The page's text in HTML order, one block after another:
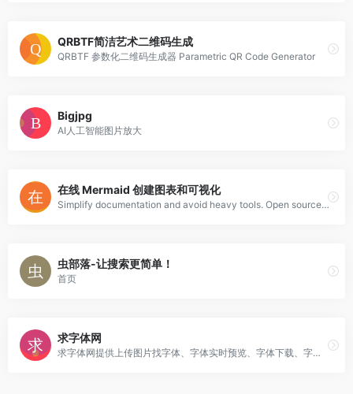
QRBTF简洁艺术二维码生成
QRBTF 参数化二维码生成器 Parametric QR Code Generator
Bigjpg
AI人工智能图片放大
在线 Mermaid 创建图表和可视化
Simplify documentation and avoid heavy tools. Open source Visio Alternative. Commonly used for explaining your code! Mermaid is a simple markdown-like script language for generating charts from text via javascript.
虫部落-让搜索更简单！
首页
求字体网
求字体网提供上传图片找字体、字体实时预览、字体下载、字体版权检测、字体补齐等服务，本网站可识别中文、英文、日韩、书法等多种字体。只要上传图片或输入字体名称，就可以帮您找字体。